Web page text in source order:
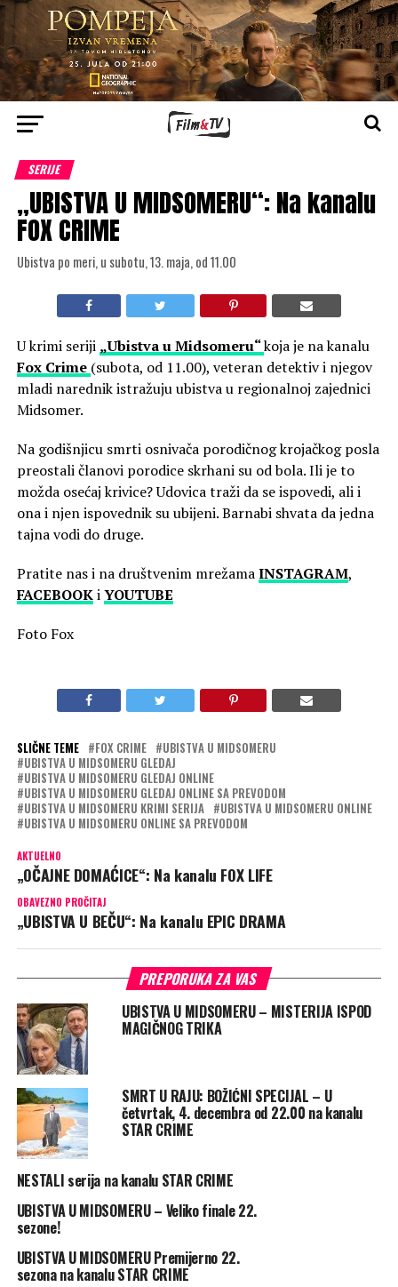
SERIJE
„UBISTVA U MIDSOMERU“: Na kanalu
FOX CRIME
Ubistva po meri, u subotu, 13. maja, od 11.00
U krimi seriji „Ubistva u Midsomeru“koja je na kanalu
Fox Crime (subota, od 11.00), veteran detektiv i njegov
mladi narednik istražuju ubistva u regionalnoj zajednici
Midsomer.
Na godišnjicu smrti osnivača porodičnog krojačkog posla
preostali članovi porodice skrhani su od bola. Ili je to
možda osećaj krivice? Udovica traži da se ispovedi, ali i
ona i njen ispovednik su ubijeni. Barnabi shvata da jedna
tajna vodi do druge.
Pratite nas i na društvenim mrežamaINSTAGRAM,
FACEBOOKiYOUTUBE
Foto Fox
SLIČNE TEME FOX CRIME
UBISTVA U MIDSOMERU
UBISTVA U MIDSOMERU GLEDAJ
UBISTVA U MIDSOMERU GLEDAJ ONLINE
UBISTVA U MIDSOMERU GLEDAJ ONLINE SA PREVODOM
UBISTVA U MIDSOMERU KRIMI SERIJA
UBISTVA U MIDSOMERU ONLINE
UBISTVA U MIDSOMERU ONLINE SA PREVODOM
AKTUELNO
„OČAJNE DOMAĆICE“: Na kanalu FOX LIFE
OBAVEZNO PROČITAJ
„UBISTVA U BEČU“: Na kanalu EPIC DRAMA
PREPORUKA ZA VAS
UBISTVA U MIDSOMERU – MISTERIJA ISPOD
MAGIČNOG TRIKA
SMRT U RAJU: BOŽIĆNI SPECIJAL – U
četvrtak, 4. decembra od 22.00 na kanalu
STAR CRIME
NESTALI serija na kanalu STAR CRIME
UBISTVA U MIDSOMERU – Veliko finale 22.
sezone!
UBISTVA U MIDSOMERU Premijerno 22.
sezona na kanalu STAR CRIME